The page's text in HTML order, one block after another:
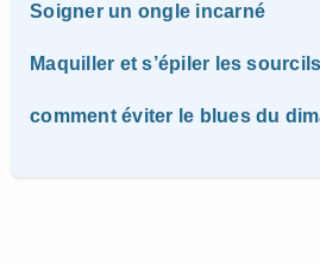
Soigner un ongle incarné
Maquiller et s’épiler les sourcils
comment éviter le blues du